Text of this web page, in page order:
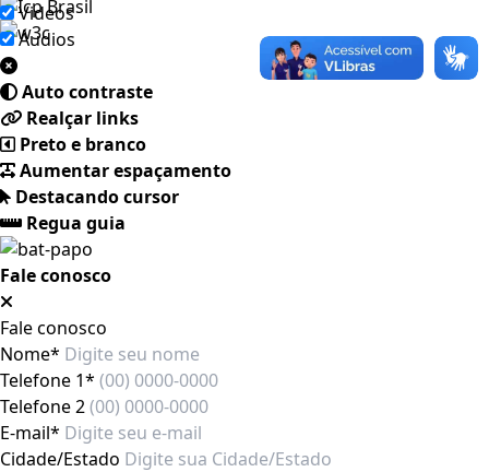
Videos
Áudios
Auto contraste
Realçar links
Preto e branco
Aumentar espaçamento
Destacando cursor
Regua guia
Fale conosco
Fale conosco
Nome*
Telefone 1*
Telefone 2
E-mail*
Cidade/Estado